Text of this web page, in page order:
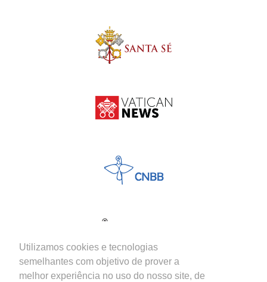
Utilizamos cookies e tecnologias
semelhantes com objetivo de prover a
melhor experiência no uso do nosso site, de